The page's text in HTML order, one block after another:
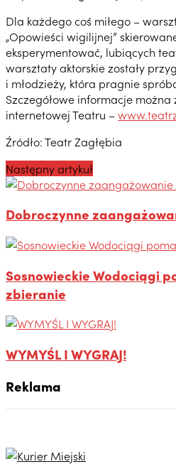
Dla każdego coś miłego –
„Opowieści wigilijnej”
eksperymentować, lubiących
warsztaty aktorskie zostały
i młodzieży, która pragnie
Szczegółowe informacje
internetowej Teatru –
Źródło: Teatr Zagłębia
Następny artykuł
Dobroczynne
Sosnowieckie Wodociągi
zbieranie
WYMYŚL I WYGRAJ!
Reklama